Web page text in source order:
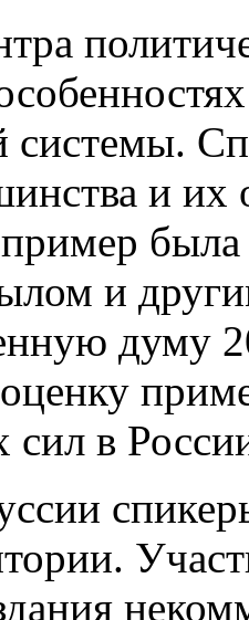
системы.
и
и
думу
сил в